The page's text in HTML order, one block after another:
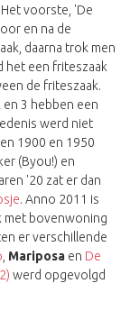
voorste, 'De
en na de
daarna trok men
het een friteszaak
de friteszaak.
3 hebben een
werd niet
1900 en 1950
(Byou!) en
'20 zat er dan
. Anno 2011 is
met bovenwoning
er verschillende
, Mariposa en De
werd opgevolgd